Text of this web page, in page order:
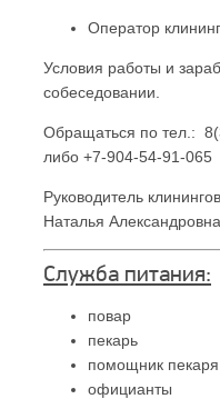
Оператор
Условия работы и
собеседовании.
Обращаться по тел.:
либо +7-904-54-91-065
Руководитель
Наталья Александровна.
Служба питания:
повар
пекарь
помощник пекаря
официанты